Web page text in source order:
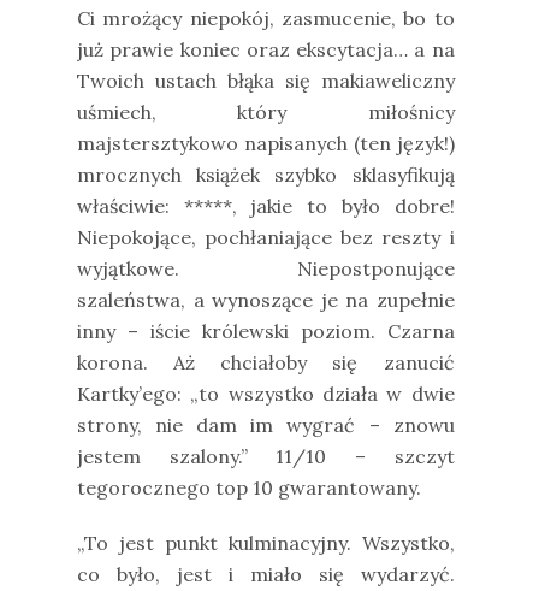
Ci mrożący niepokój, zasmucenie, bo to
już prawie koniec oraz ekscytacja… a na
Twoich ustach błąka się makiaweliczny
uśmiech, który miłośnicy
majstersztykowo napisanych (ten język!)
mrocznych książek szybko sklasyfikują
właściwie: *****, jakie to było dobre!
Niepokojące, pochłaniające bez reszty i
wyjątkowe. Niepostponujące
szaleństwa, a wynoszące je na zupełnie
inny – iście królewski poziom. Czarna
korona. Aż chciałoby się zanucić
Kartky’ego: „to wszystko działa w dwie
strony, nie dam im wygrać – znowu
jestem szalony.” 11/10 – szczyt
tegorocznego top 10 gwarantowany.
„To jest punkt kulminacyjny. Wszystko,
co było, jest i miało się wydarzyć.